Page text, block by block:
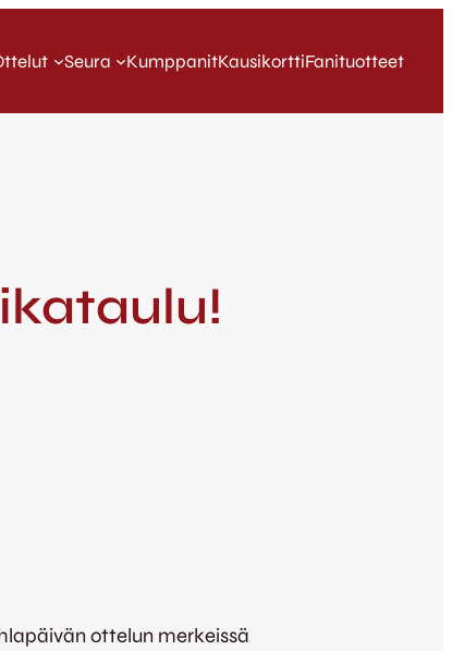
Seura KumppanitKausikorttiFanituotteet
ottelun merkeissä